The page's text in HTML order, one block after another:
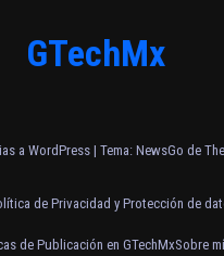
GTechMx
a WordPress | Tema: NewsGo de
de Privacidad y Protección de
de Publicación en GTechMxSobre mí